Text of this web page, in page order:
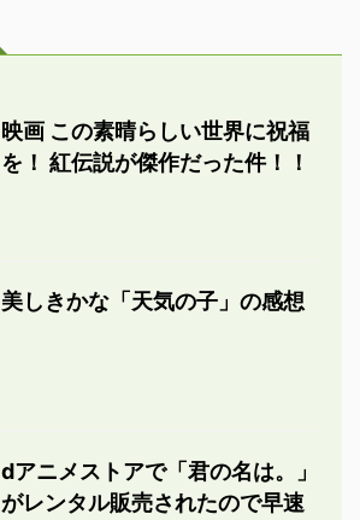
映画 この素晴らしい世界に祝福
を！ 紅伝説が傑作だった件！！
美しきかな「天気の子」の感想
dアニメストアで「君の名は。」
がレンタル販売されたので早速